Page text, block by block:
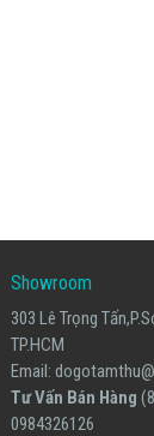
Showroom
303 Lê Trọng
TP.HCM
Email:
Tư Vấn Bán Hàng
0984326126